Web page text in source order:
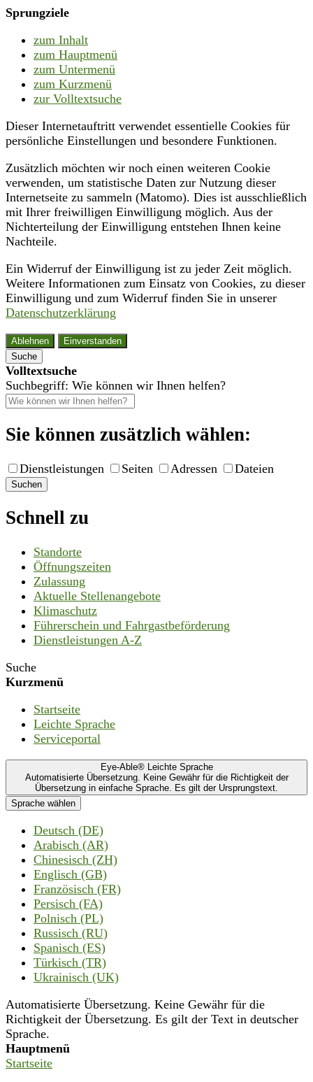
Sprungziele
zum Inhalt
zum Hauptmenü
zum Untermenü
zum Kurzmenü
zur Volltextsuche
Dieser Internetauftritt verwendet essentielle Cookies für
persönliche Einstellungen und besondere Funktionen.
Zusätzlich möchten wir noch einen weiteren Cookie
verwenden, um statistische Daten zur Nutzung dieser
Internetseite zu sammeln (Matomo). Dies ist ausschließlich
mit Ihrer freiwilligen Einwilligung möglich. Aus der
Nichterteilung der Einwilligung entstehen Ihnen keine
Nachteile.
Ein Widerruf der Einwilligung ist zu jeder Zeit möglich.
Weitere Informationen zum Einsatz von Cookies, zu dieser
Einwilligung und zum Widerruf finden Sie in unserer
Datenschutzerklärung
Ablehnen
Einverstanden
Suche
Volltextsuche
Suchbegriff: Wie können wir Ihnen helfen?
Sie können zusätzlich wählen:
Dienstleistungen Seiten Adressen Dateien
Suchen
Schnell zu
Standorte
Öffnungszeiten
Zulassung
Aktuelle Stellenangebote
Klimaschutz
Führerschein und Fahrgastbeförderung
Dienstleistungen A-Z
Suche
Kurzmenü
Startseite
Leichte Sprache
Serviceportal
Eye-Able® Leichte Sprache
Automatisierte Übersetzung. Keine Gewähr für die Richtigkeit der
Übersetzung in einfache Sprache. Es gilt der Ursprungstext.
Sprache wählen
Deutsch (DE)
Arabisch (AR)
Chinesisch (ZH)
Englisch (GB)
Französisch (FR)
Persisch (FA)
Polnisch (PL)
Russisch (RU)
Spanisch (ES)
Türkisch (TR)
Ukrainisch (UK)
Automatisierte Übersetzung. Keine Gewähr für die
Richtigkeit der Übersetzung. Es gilt der Text in deutscher
Sprache.
Hauptmenü
Startseite